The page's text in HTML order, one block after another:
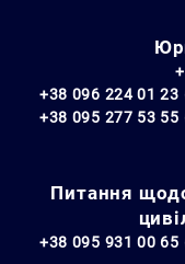
+38 096 224 01 23
+38 095 277 53 55
Питання
+38 095 931 00 65